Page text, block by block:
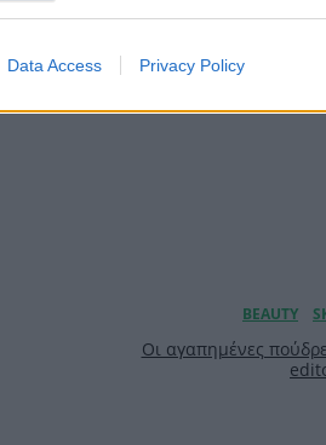
Data Access Privacy Policy
Οι αγαπημένες